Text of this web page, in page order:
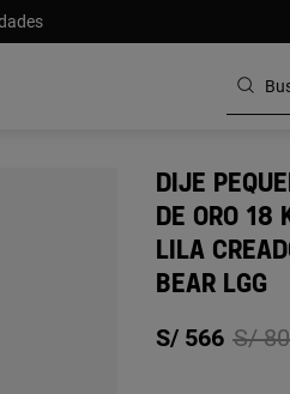
DIJE
DE ORO 18
LILA
BEAR LGG
S/ 566 Price
S/